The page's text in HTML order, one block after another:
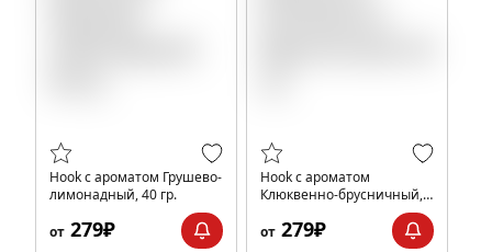
Hook с ароматом Грушево-
лимонадный, 40 гр.
от 279₽
Hook с ароматом
Клюквенно-брусничный,
от 279₽